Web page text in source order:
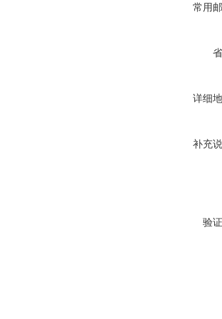
常用
详细
补充
验